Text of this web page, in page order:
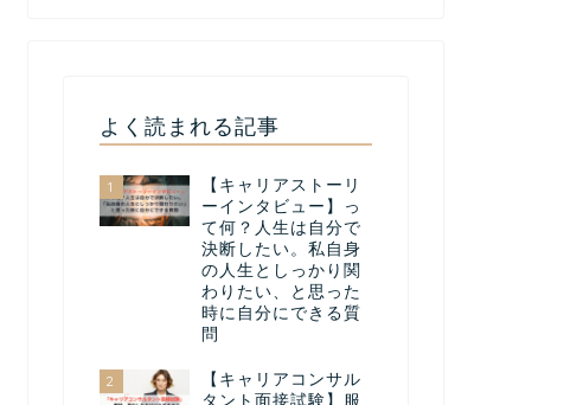
よく読まれる記事
1
【キャリアストーリ
ーインタビュー】っ
て何？人生は自分で
決断したい。私自身
の人生としっかり関
わりたい、と思った
時に自分にできる質
問
2
【キャリアコンサル
タント面接試験】服